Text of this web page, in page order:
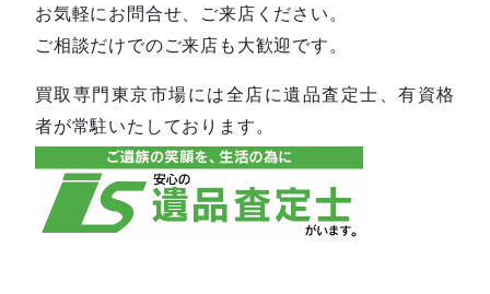
お気軽にお問合せ、ご来店ください。
ご相談だけでのご来店も大歓迎です。
買取専門東京市場には全店に遺品査定士、有資格
者が常駐いたしております。